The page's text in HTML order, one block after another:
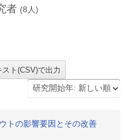
者 (8 人)
トの影響要因とその改善